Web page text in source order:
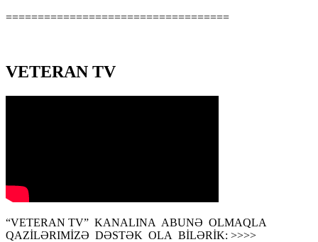
===================================
VETERAN TV
“VETERAN TV” KANALINA ABUNƏ OLMAQLA
QAZİLƏRIMİZƏ DƏSTƏK OLA BİLƏRİK: >>>>